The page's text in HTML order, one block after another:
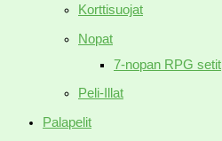
Korttisuojat
Nopat
7-nopan RPG setit
Peli-Illat
Palapelit